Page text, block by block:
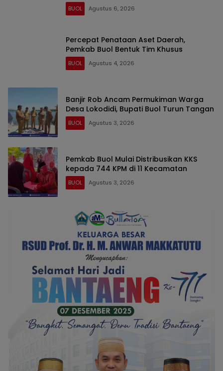
BUOL Agustus 6, 2026
Percepat Penataan Aset Daerah,
Pemkab Buol Bentuk Tim Khusus
BUOL Agustus 4, 2026
Banjir Rob Ancam Permukiman Warga
Desa Lokodidi, Bupati Buol Turun Tangan
BUOL Agustus 3, 2026
Pemkab Buol Mulai Distribusikan KKS
kepada 744 KPM di 11 Kecamatan
BUOL Agustus 3, 2026